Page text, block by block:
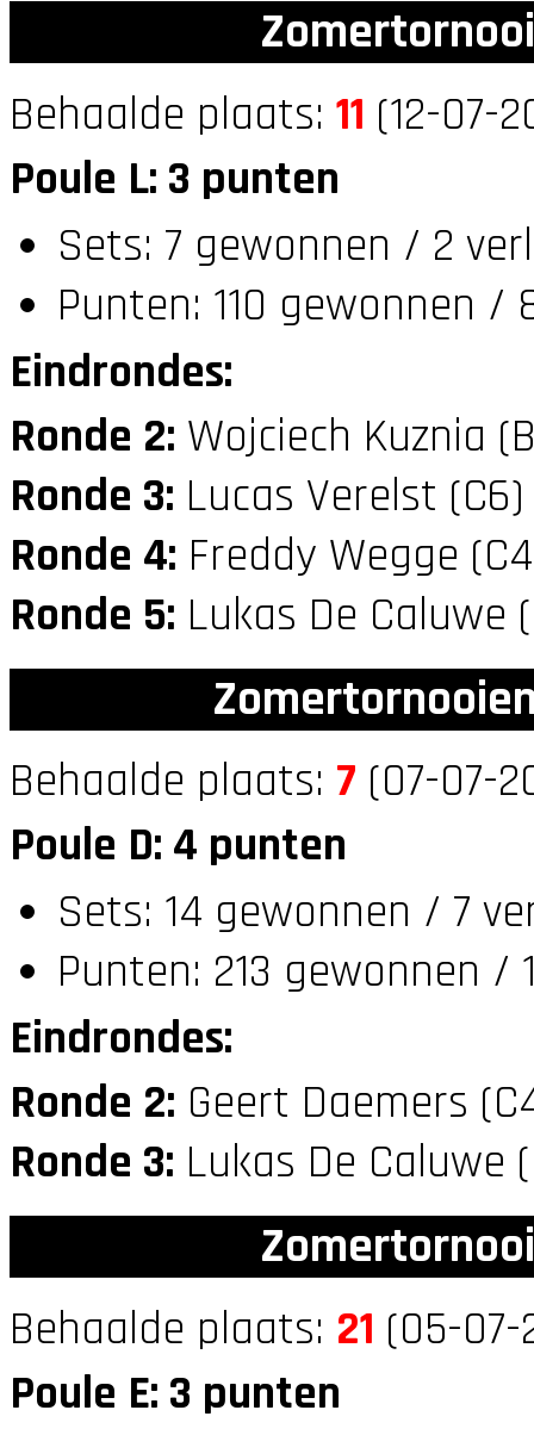
Behaalde plaats: 11 (12-07-
Poule L: 3 punten
Sets: 7 gewonnen / 2
Punten: 110 gewonnen /
Eindrondes:
Ronde 2: Wojciech Kuznia
Ronde 3: Lucas Verelst
Ronde 4: Freddy Wegge
Ronde 5: Lukas De Caluwe
Behaalde plaats: 7 (07-07-
Poule D: 4 punten
Sets: 14 gewonnen / 7
Punten: 213 gewonnen /
Eindrondes:
Ronde 2: Geert Daemers
Ronde 3: Lukas De Caluwe
Behaalde plaats: 21 (05-07-
Poule E: 3 punten